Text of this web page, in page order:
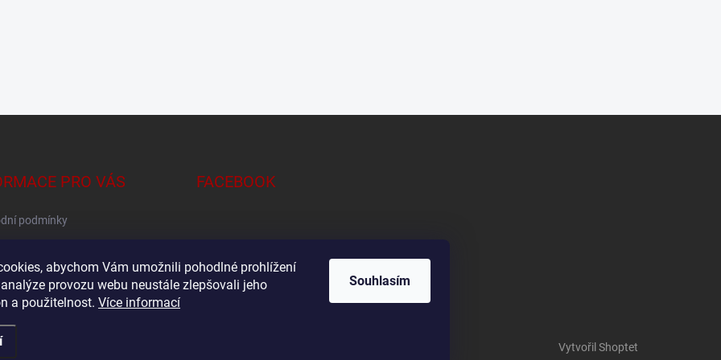
abychom Vám umožnili pohodlné prohlížení
provozu webu neustále zlepšovali jeho
a použitelnost. Více informací
Souhlasím
PRO VÁS
podmínky
FACEBOOK
Vytvořil Shoptet
nastavení cookies